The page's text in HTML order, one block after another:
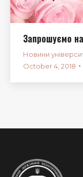
Запрошуємо
Новини
October 4, 2018